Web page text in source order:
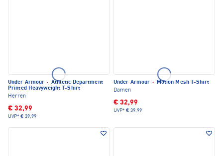
Under Armour · Athletic Department
Printed Heavyweight T-Shirt
Herren
€ 32,99
UVP* € 39,99
Under Armour ·
Motion Mesh T-Shirt
Damen
€ 32,99
UVP* € 39,99